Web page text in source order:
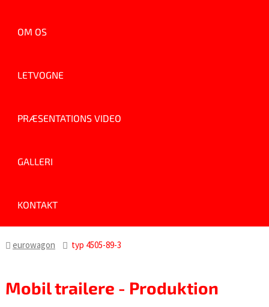
OM OS
LETVOGNE
PRÆSENTATIONS VIDEO
GALLERI
KONTAKT
eurowagon typ 4505-89-3
Mobil trailere - Produktion